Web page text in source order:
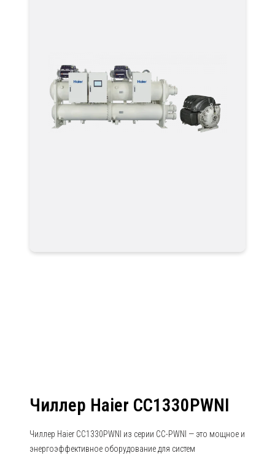
Чиллер Haier CC1330PWNI
Чиллер Haier CC1330PWNI из серии CC-PWNI — это мощное и
энергоэффективное оборудование для систем